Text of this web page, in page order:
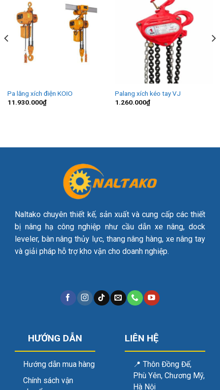
Pa lăng xích điện KOIO
11.930.000₫
Palang xích kéo tay VJ
1.260.000₫
Naltako chuyên thiết kế, sản xuất và cung cấp các thiết
bị nâng hạ công nghiệp như cầu dẫn xe nâng, dock
leveler, bàn nâng thủy lực, thang nâng hàng, xe nâng tay
và giải pháp hỗ trợ kho vận cho doanh nghiệp.
HƯỚNG DẪN
Hướng dẫn mua hàng
Chính sách vận
LIÊN HỆ
📍 Thôn Đồng Đế,
Phù Yên, Chương Mỹ,
Hà Nội